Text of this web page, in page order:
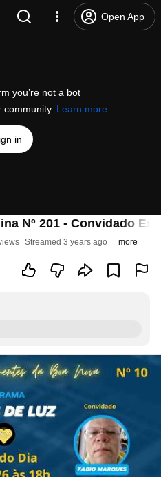
Open App
you’re not a bot
Learn more
in
Nº 201 - Convidado
Streamed 3 years ago more